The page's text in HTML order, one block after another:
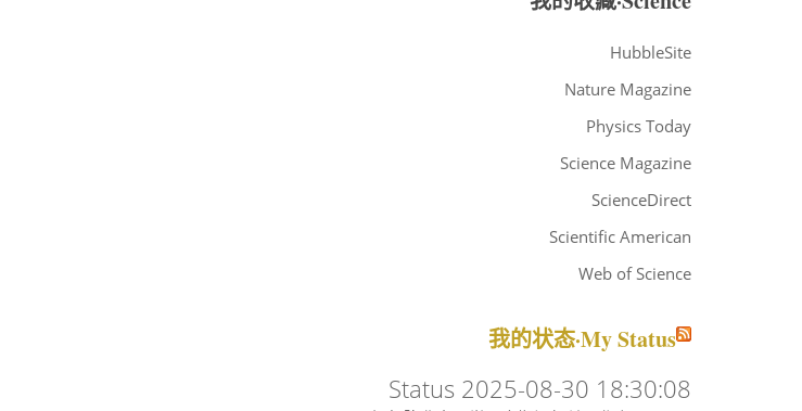
HubbleSite
Nature Magazine
Physics Today
Science Magazine
ScienceDirect
Scientific American
Web of Science
我的状态·My Status
Status 2025-08-30 18:30:08